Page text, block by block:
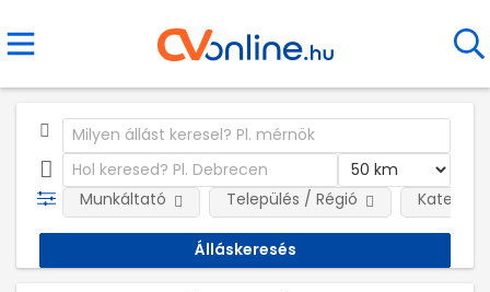
Munkáltató Település / Régió